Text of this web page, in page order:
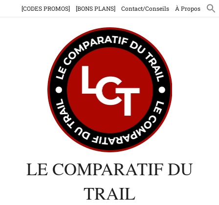
[CODES PROMOS] [BONS PLANS] Contact/Conseils À Propos
LE COMPARATIF DU
TRAIL